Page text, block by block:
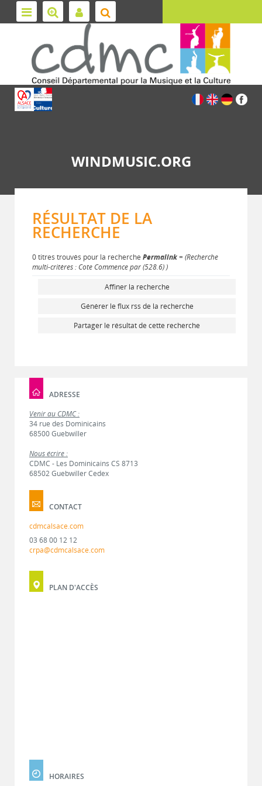
WINDMUSIC.ORG
RÉSULTAT DE LA
RECHERCHE
0 titres trouvés pour la recherche Permalink= (Recherche
multi-critères : Cote Commence par (528.6) )
Affiner la recherche
Générer le flux rss de la recherche
Partager le résultat de cette recherche
ADRESSE
Venir au CDMC :
34 rue des Dominicains
68500 Guebwiller
Nous écrire :
CDMC - Les Dominicains CS 8713
68502 Guebwiller Cedex
CONTACT
cdmcalsace.com
03 68 00 12 12
crpa@cdmcalsace.com
PLAN D'ACCÈS
HORAIRES